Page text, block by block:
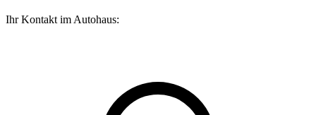
Ihr Kontakt im Autohaus: